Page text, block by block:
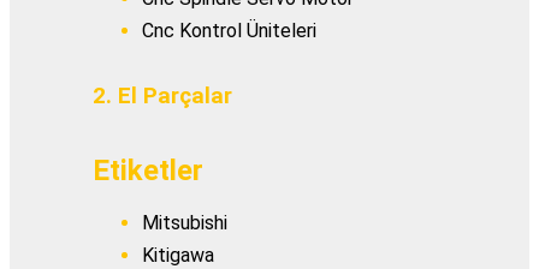
Cnc Kontrol Üniteleri
2. El Parçalar
Etiketler
Mitsubishi
Kitigawa